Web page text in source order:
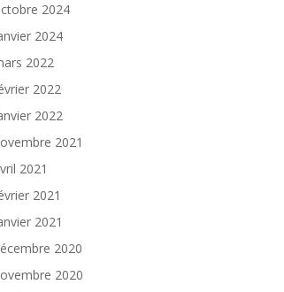
2024
2024
2022
2022
2022
2021
2021
2021
2021
2020
2020